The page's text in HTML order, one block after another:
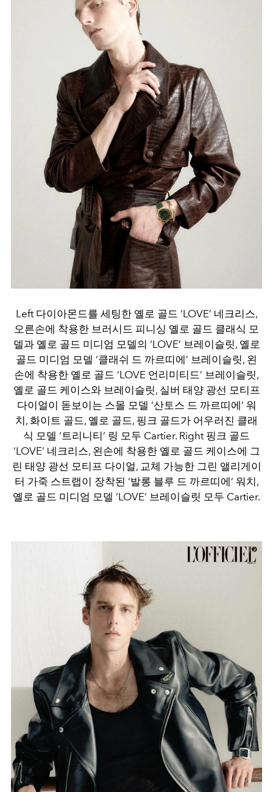
Left 다이아몬드를 세팅한 옐로 골드 ‘LOVE’ 네크리스,
오른손에 착용한 브러시드 피니싱 옐로 골드 클래식 모
델과 옐로 골드 미디엄 모델의 ‘LOVE’ 브레이슬릿, 옐로
골드 미디엄 모델 ‘클래쉬 드 까르띠에’ 브레이슬릿, 왼
손에 착용한 옐로 골드 ‘LOVE 언리미티드’ 브레이슬릿,
옐로 골드 케이스와 브레이슬릿, 실버 태양 광선 모티프
다이얼이 돋보이는 스몰 모델 ‘산토스 드 까르띠에’ 워
치, 화이트 골드, 옐로 골드, 핑크 골드가 어우러진 클래
식 모델 ‘트리니티’ 링 모두 Cartier. Right 핑크 골드
‘LOVE’ 네크리스, 왼손에 착용한 옐로 골드 케이스에 그
린 태양 광선 모티프 다이얼, 교체 가능한 그린 앨리게이
터 가죽 스트랩이 장착된 ‘발롱 블루 드 까르띠에’ 워치,
옐로 골드 미디엄 모델 ‘LOVE’ 브레이슬릿 모두 Cartier.